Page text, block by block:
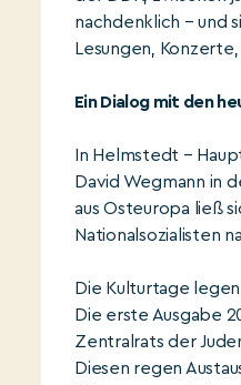
nachdenklich – und
Lesungen,
Ein Dialog mit den
In Helmstedt –
David Wegmann in
aus Osteuropa ließ
Nationalsozialisten
Die Kulturtage
Die erste Ausgabe
Zentralrats der
Diesen regen